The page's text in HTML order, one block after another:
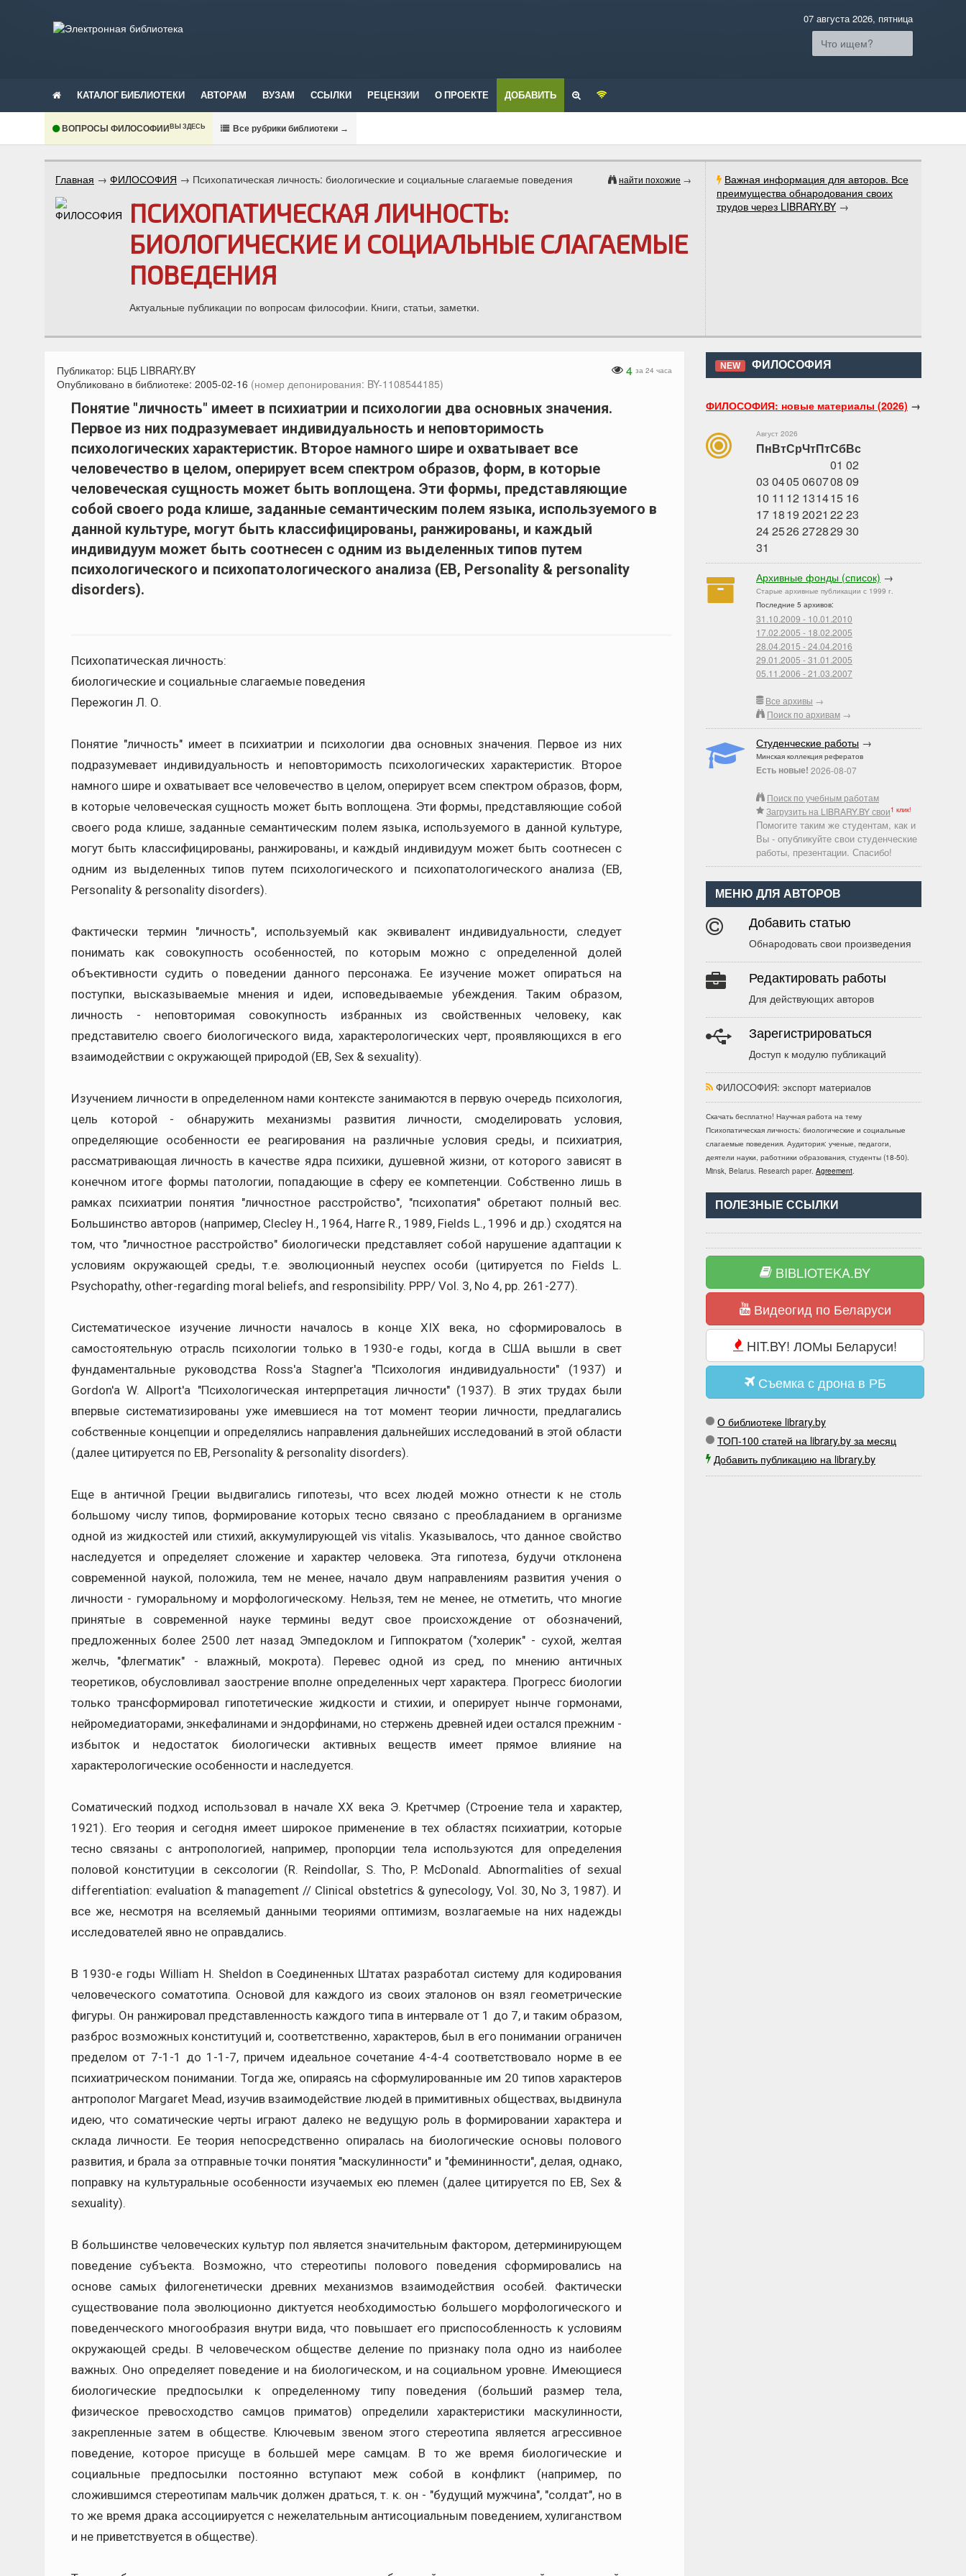
07 августа 2026, пятница
КАТАЛОГ БИБЛИОТЕКИ АВТОРАМ ВУЗАМ ССЫЛКИ РЕЦЕНЗИИ О ПРОЕКТЕ ДОБАВИТЬ
ВОПРОСЫ ФИЛОСОФИИВЫ ЗДЕСЬ Все рубрики библиотеки →
Важная информация для авторов. Все
преимущества обнародования своих
трудов через LIBRARY.BY →
найти похожие →
Главная → ФИЛОСОФИЯ → Психопатическая личность: биологические и социальные слагаемые поведения
ПСИХОПАТИЧЕСКАЯ ЛИЧНОСТЬ:
БИОЛОГИЧЕСКИЕ И СОЦИАЛЬНЫЕ СЛАГАЕМЫЕ
ПОВЕДЕНИЯ
Актуальные публикации по вопросам философии. Книги, статьи, заметки.
NEW ФИЛОСОФИЯ
ФИЛОСОФИЯ: новые материалы (2026) →
Август 2026
ПнВтСрЧтПтСбВс
01 02
03 0405060708 09
10 11 12 131415 16
17 1819 2021 22 23
242526272829 30
31
Архивные фонды (список) →
Старые архивные публикации с 1999 г.
Последние 5 архивов:
31.10.2009 - 10.01.2010
17.02.2005 - 18.02.2005
28.04.2015 - 24.04.2016
29.01.2005 - 31.01.2005
05.11.2006 - 21.03.2007
Все архивы →
Поиск по архивам →
Студенческие работы →
Минская коллекция рефератов
Есть новые! 2026-08-07
Поиск по учебным работам
Загрузить на LIBRARY.BY свои1 клик!
Помогите таким же студентам, как и
Вы - опубликуйте свои студенческие
работы, презентации. Спасибо!
МЕНЮ ДЛЯ АВТОРОВ
Добавить статью
Обнародовать свои произведения
Редактировать работы
Для действующих авторов
Зарегистрироваться
Доступ к модулю публикаций
ФИЛОСОФИЯ: экспорт материалов
Скачать бесплатно! Научная работа на тему
Психопатическая личность: биологические и социальные
слагаемые поведения. Аудитория: ученые, педагоги,
деятели науки, работники образования, студенты (18-50).
Minsk, Belarus. Research paper. Agreement.
ПОЛЕЗНЫЕ ССЫЛКИ
BIBLIOTEKA.BY
Видеогид по Беларуси
HIT.BY! ЛОМы Беларуси!
Съемка с дрона в РБ
О библиотеке library.by
ТОП-100 статей на library.by за месяц
Добавить публикацию на library.by
4 за 24 часа
Публикатор: БЦБ LIBRARY.BY
Опубликовано в библиотеке: 2005-02-16 (номер депонирования: BY-1108544185)
Понятие "личность" имеет в психиатрии и психологии два основных значения.
Первое из них подразумевает индивидуальность и неповторимость
психологических характеристик. Второе намного шире и охватывает все
человечество в целом, оперирует всем спектром образов, форм, в которые
человеческая сущность может быть воплощена. Эти формы, представляющие
собой своего рода клише, заданные семантическим полем языка, используемого в
данной культуре, могут быть классифицированы, ранжированы, и каждый
индивидуум может быть соотнесен с одним из выделенных типов путем
психологического и психопатологического анализа (ЕВ, Personality & personality
disorders).
Психопатическая личность:
биологические и социальные слагаемые поведения
Пережогин Л. О.
Понятие "личность" имеет в психиатрии и психологии два основных значения. Первое из них
подразумевает индивидуальность и неповторимость психологических характеристик. Второе
намного шире и охватывает все человечество в целом, оперирует всем спектром образов, форм,
в которые человеческая сущность может быть воплощена. Эти формы, представляющие собой
своего рода клише, заданные семантическим полем языка, используемого в данной культуре,
могут быть классифицированы, ранжированы, и каждый индивидуум может быть соотнесен с
одним из выделенных типов путем психологического и психопатологического анализа (ЕВ,
Personality & personality disorders).
Фактически термин "личность", используемый как эквивалент индивидуальности, следует
понимать как совокупность особенностей, по которым можно с определенной долей
объективности судить о поведении данного персонажа. Ее изучение может опираться на
поступки, высказываемые мнения и идеи, исповедываемые убеждения. Таким образом,
личность - неповторимая совокупность избранных из свойственных человеку, как
представителю своего биологического вида, характерологических черт, проявляющихся в его
взаимодействии с окружающей природой (EB, Sex & sexuality).
Изучением личности в определенном нами контексте занимаются в первую очередь психология,
цель которой - обнаружить механизмы развития личности, смоделировать условия,
определяющие особенности ее реагирования на различные условия среды, и психиатрия,
рассматривающая личность в качестве ядра психики, душевной жизни, от которого зависят в
конечном итоге формы патологии, попадающие в сферу ее компетенции. Собственно лишь в
рамках психиатрии понятия "личностное расстройство", "психопатия" обретают полный вес.
Большинство авторов (например, Clecley H., 1964, Harre R., 1989, Fields L., 1996 и др.) сходятся на
том, что "личностное расстройство" биологически представляет собой нарушение адаптации к
условиям окружающей cреды, т.е. эволюционный неуспех особи (цитируется по Fields L.
Psychopathy, other-regarding moral beliefs, and responsibility. PPP/ Vol. 3, No 4, pp. 261-277).
Систематическое изучение личности началось в конце XIX века, но сформировалось в
самостоятельную отрасль психологии только в 1930-е годы, когда в США вышли в свет
фундаментальные руководства Ross'a Stagner'a "Психология индивидуальности" (1937) и
Gordon'a W. Allport'a "Психологическая интерпретация личности" (1937). В этих трудах были
впервые систематизированы уже имевшиеся на тот момент теории личности, предлагались
собственные концепции и определялись направления дальнейших исследований в этой области
(далее цитируется по ЕВ, Personality & personality disorders).
Еще в античной Греции выдвигались гипотезы, что всех людей можно отнести к не столь
большому числу типов, формирование которых тесно связано с преобладанием в организме
одной из жидкостей или стихий, аккумулирующей vis vitalis. Указывалось, что данное свойство
наследуется и определяет сложение и характер человека. Эта гипотеза, будучи отклонена
современной наукой, положила, тем не менее, начало двум направлениям развития учения о
личности - гуморальному и морфологическому. Нельзя, тем не менее, не отметить, что многие
принятые в современной науке термины ведут свое происхождение от обозначений,
предложенных более 2500 лет назад Эмпедоклом и Гиппократом ("холерик" - сухой, желтая
желчь, "флегматик" - влажный, мокрота). Перевес одной из сред, по мнению античных
теоретиков, обусловливал заострение вполне определенных черт характера. Прогресс биологии
только трансформировал гипотетические жидкости и стихии, и оперирует нынче гормонами,
нейромедиаторами, энкефалинами и эндорфинами, но стержень древней идеи остался прежним -
избыток и недостаток биологически активных веществ имеет прямое влияние на
характерологические особенности и наследуется.
Соматический подход использовал в начале ХХ века Э. Кретчмер (Строение тела и характер,
1921). Его теория и сегодня имеет широкое применение в тех областях психиатрии, которые
тесно связаны с антропологией, например, пропорции тела используются для определения
половой конституции в сексологии (R. Reindollar, S. Tho, P. McDonald. Abnormalities of sexual
differentiation: evaluation & management // Clinical obstetrics & gynecology, Vol. 30, No 3, 1987). И
все же, несмотря на вселяемый данными теориями оптимизм, возлагаемые на них надежды
исследователей явно не оправдались.
В 1930-е годы William H. Sheldon в Соединенных Штатах разработал систему для кодирования
человеческого соматотипа. Основой для каждого из своих эталонов он взял геометрические
фигуры. Он ранжировал представленность каждого типа в интервале от 1 до 7, и таким образом,
разброс возможных конституций и, соответственно, характеров, был в его понимании ограничен
пределом от 7-1-1 до 1-1-7, причем идеальное сочетание 4-4-4 соответствовало норме в ее
психиатрическом понимании. Тогда же, опираясь на сформулированные им 20 типов характеров
антрополог Margaret Mead, изучив взаимодействие людей в примитивных обществах, выдвинула
идею, что соматические черты играют далеко не ведущую роль в формировании характера и
склада личности. Ее теория непосредственно опиралась на биологические основы полового
развития, и брала за отправные точки понятия "маскулинности" и "фемининности", делая, однако,
поправку на культуральные особенности изучаемых ею племен (далее цитируется по EB, Sex &
sexuality).
В большинстве человеческих культур пол является значительным фактором, детерминирующем
поведение субъекта. Возможно, что стереотипы полового поведения сформировались на
основе самых филогенетически древних механизмов взаимодействия особей. Фактически
существование пола эволюционно диктуется необходимостью большего морфологического и
поведенческого многообразия внутри вида, что повышает его приспособленность к условиям
окружающей среды. В человеческом обществе деление по признаку пола одно из наиболее
важных. Оно определяет поведение и на биологическом, и на социальном уровне. Имеющиеся
биологические предпосылки к определенному типу поведения (больший размер тела,
физическое превосходство самцов приматов) определили характеристики маскулинности,
закрепленные затем в обществе. Ключевым звеном этого стереотипа является агрессивное
поведение, которое присуще в большей мере самцам. В то же время биологические и
социальные предпосылки постоянно вступают меж собой в конфликт (например, по
сложившимся стереотипам мальчик должен драться, т. к. он - "будущий мужчина", "солдат", но в
то же время драка ассоциируется с нежелательным антисоциальным поведением, хулиганством
и не приветствуется в обществе).